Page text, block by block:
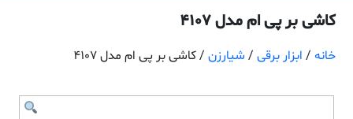
کاشی بر پی ام مدل 4107
خانه / ابزار برقی / شیارزن / کاشی بر پی ام مدل 4107